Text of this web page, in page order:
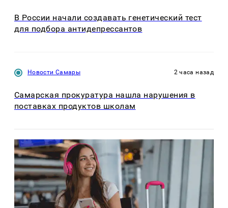
В России начали создавать генетический тест
для подбора антидепрессантов
Новости Самары 2 часа назад
Самарская прокуратура нашла нарушения в
поставках продуктов школам